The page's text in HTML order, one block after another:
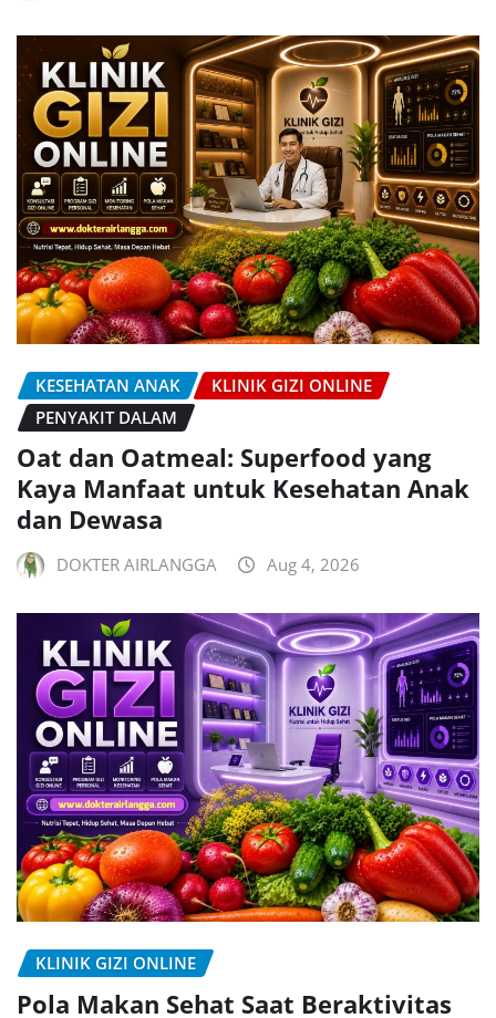
KESEHATAN ANAK
KLINIK GIZI ONLINE
PENYAKIT DALAM
Oat dan Oatmeal: Superfood yang
Kaya Manfaat untuk Kesehatan Anak
dan Dewasa
DOKTER AIRLANGGA Aug 4, 2026
KLINIK GIZI ONLINE
Pola Makan Sehat Saat Beraktivitas